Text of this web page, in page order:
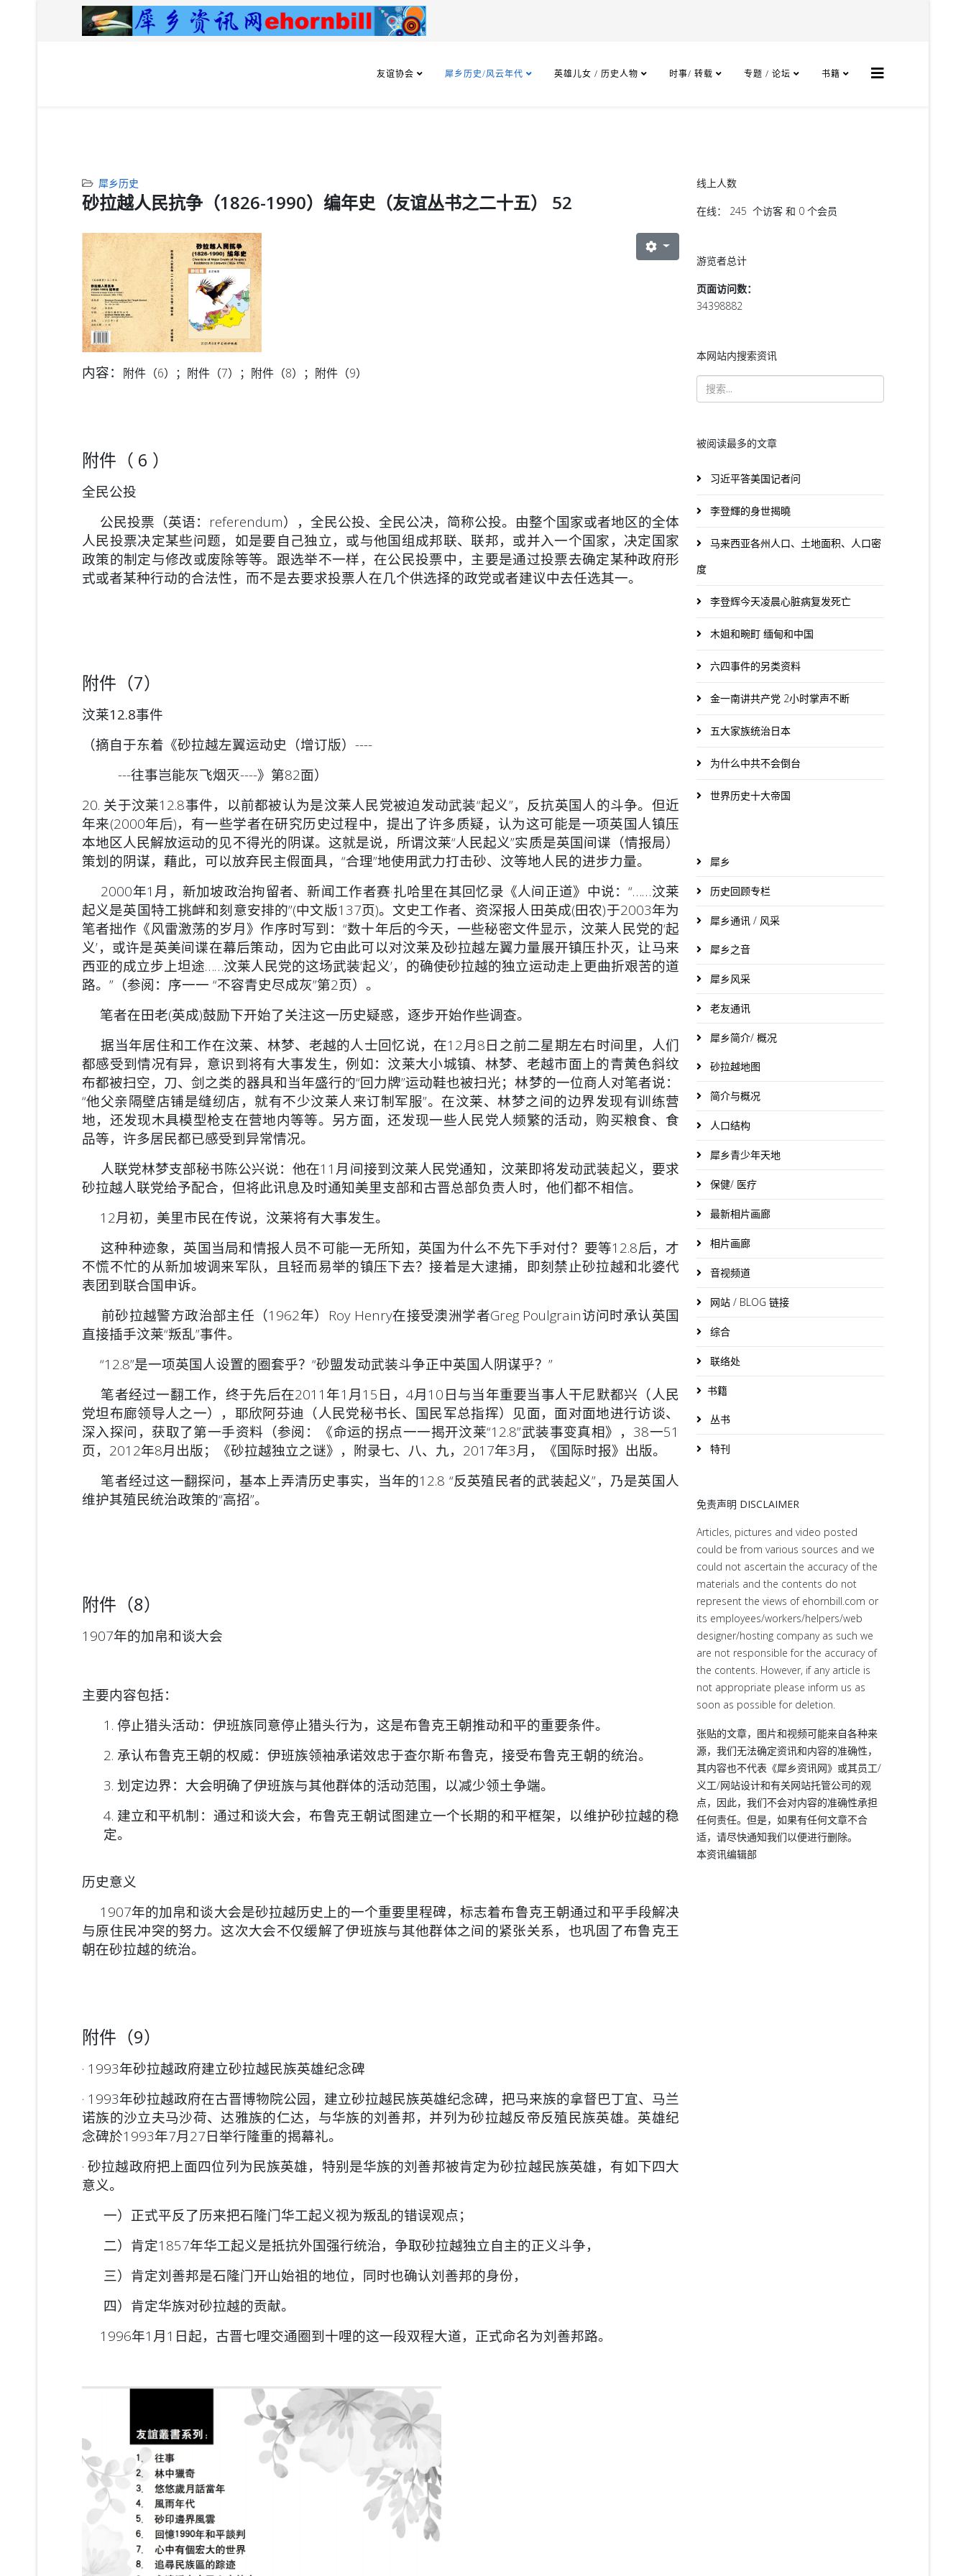
友谊协会 犀乡历史/风云年代 英雄儿女 / 历史人物 时事/ 转载 专题 / 论坛 书籍
犀乡历史
砂拉越人民抗争（1826-1990）编年史（友谊丛书之二十五） 52
内容： 附件（6）；附件（7）；附件（8）；附件（9）
附件（ 6 ）
全民公投
公民投票（英语：referendum），全民公投、全民公决，简称公投。由整个国家或者地区的全体
人民投票决定某些问题，如是要自己独立，或与他国组成邦联、联邦，或并入一个国家，决定国家
政策的制定与修改或废除等等。跟选举不一样，在公民投票中，主要是通过投票去确定某种政府形
式或者某种行动的合法性，而不是去要求投票人在几个供选择的政党或者建议中去任选其一。
附件（7）
汶莱12.8事件
（摘自于东着《砂拉越左翼运动史（增订版）----
---往事岂能灰飞烟灭----》第82面）
20. 关于汶莱12.8事件，以前都被认为是汶莱人民党被迫发动武装“起义”，反抗英国人的斗争。但近
年来(2000年后)，有一些学者在研究历史过程中，提出了许多质疑，认为这可能是一项英国人镇压
本地区人民解放运动的见不得光的阴谋。这就是说，所谓汶莱“人民起义”实质是英国间谍（情报局）
策划的阴谋，藉此，可以放弃民主假面具，“合理”地使用武力打击砂、汶等地人民的进步力量。
2000年1月，新加坡政治拘留者、新闻工作者赛·扎哈里在其回忆录《人间正道》中说：“……汶莱
起义是英国特工挑衅和刻意安排的”(中文版137页)。文史工作者、资深报人田英成(田农)于2003年为
笔者拙作《风雷激荡的岁月》作序时写到：“数十年后的今天，一些秘密文件显示，汶莱人民党的‘起
义’，或许是英美间谍在幕后策动，因为它由此可以对汶莱及砂拉越左翼力量展开镇压扑灭，让马来
西亚的成立步上坦途……汶莱人民党的这场武装‘起义’，的确使砂拉越的独立运动走上更曲折艰苦的道
路。”（参阅：序一一 “不容青史尽成灰”第2页）。
笔者在田老(英成)鼓励下开始了关注这一历史疑惑，逐步开始作些调查。
据当年居住和工作在汶莱、林梦、老越的人士回忆说，在12月8日之前二星期左右时间里，人们
都感受到情况有异，意识到将有大事发生，例如：汶莱大小城镇、林梦、老越市面上的青黄色斜纹
布都被扫空，刀、剑之类的器具和当年盛行的“回力牌”运动鞋也被扫光；林梦的一位商人对笔者说：
“他父亲隔壁店铺是缝纫店，就有不少汶莱人来订制军服”。在汶莱、林梦之间的边界发现有训练营
地，还发现木具模型枪支在营地内等等。另方面，还发现一些人民党人频繁的活动，购买粮食、食
品等，许多居民都已感受到异常情况。
人联党林梦支部秘书陈公兴说：他在11月间接到汶莱人民党通知，汶莱即将发动武装起义，要求
砂拉越人联党给予配合，但将此讯息及时通知美里支部和古晋总部负责人时，他们都不相信。
12月初，美里市民在传说，汶莱将有大事发生。
这种种迹象，英国当局和情报人员不可能一无所知，英国为什么不先下手对付？要等12.8后，才
不慌不忙的从新加坡调来军队，且轻而易举的镇压下去？接着是大逮捕，即刻禁止砂拉越和北婆代
表团到联合国申诉。
前砂拉越警方政治部主任（1962年）Roy Henry在接受澳洲学者Greg Poulgrain访问时承认英国
直接插手汶莱“叛乱”事件。
“12.8”是一项英国人设置的圈套乎？“砂盟发动武装斗争正中英国人阴谋乎？”
笔者经过一翻工作，终于先后在2011年1月15日，4月10日与当年重要当事人干尼默都兴（人民
党坦布廊领导人之一），耶欣阿芬迪（人民党秘书长、国民军总指挥）见面，面对面地进行访谈、
深入探问，获取了第一手资料（参阅：《命运的拐点一一揭开汶莱“12.8”武装事变真相》，38一51
页，2012年8月出版；《砂拉越独立之谜》，附录七、八、九，2017年3月，《国际时报》出版。
笔者经过这一翻探问，基本上弄清历史事实，当年的12.8 “反英殖民者的武装起义”，乃是英国人
维护其殖民统治政策的“高招”。
附件（8）
1907年的加帛和谈大会
主要内容包括：
1. 停止猎头活动：伊班族同意停止猎头行为，这是布鲁克王朝推动和平的重要条件。
2. 承认布鲁克王朝的权威：伊班族领袖承诺效忠于查尔斯·布鲁克，接受布鲁克王朝的统治。
3. 划定边界：大会明确了伊班族与其他群体的活动范围，以减少领土争端。
4. 建立和平机制：通过和谈大会，布鲁克王朝试图建立一个长期的和平框架，以维护砂拉越的稳
定。
历史意义
1907年的加帛和谈大会是砂拉越历史上的一个重要里程碑，标志着布鲁克王朝通过和平手段解决
与原住民冲突的努力。这次大会不仅缓解了伊班族与其他群体之间的紧张关系，也巩固了布鲁克王
朝在砂拉越的统治。
附件（9）
· 1993年砂拉越政府建立砂拉越民族英雄纪念碑
· 1993年砂拉越政府在古晋博物院公园，建立砂拉越民族英雄纪念碑，把马来族的拿督巴丁宜、马兰
诺族的沙立夫马沙荷、达雅族的仁达，与华族的刘善邦，并列为砂拉越反帝反殖民族英雄。英雄纪
念碑於1993年7月27日举行隆重的揭幕礼。
· 砂拉越政府把上面四位列为民族英雄，特别是华族的刘善邦被肯定为砂拉越民族英雄，有如下四大
意义。
一）正式平反了历来把石隆门华工起义视为叛乱的错误观点；
二）肯定1857年华工起义是抵抗外国强行统治，争取砂拉越独立自主的正义斗争，
三）肯定刘善邦是石隆门开山始祖的地位，同时也确认刘善邦的身份，
四）肯定华族对砂拉越的贡献。
1996年1月1日起，古晋七哩交通圈到十哩的这一段双程大道，正式命名为刘善邦路。
线上人数
在线： 245 个访客 和 0 个会员
游览者总计
页面访问数：
34398882
本网站内搜索资讯
被阅读最多的文章
习近平答美国记者问
李登輝的身世揭曉
马来西亚各州人口、土地面积、人口密
度
李登辉今天凌晨心脏病复发死亡
木姐和畹町 缅甸和中国
六四事件的另类资料
金一南讲共产党 2小时掌声不断
五大家族统治日本
为什么中共不会倒台
世界历史十大帝国
犀乡
历史回顾专栏
犀乡通讯 / 风采
犀乡之音
犀乡风采
老友通讯
犀乡简介/ 概况
砂拉越地图
简介与概况
人口结构
犀乡青少年天地
保健/ 医疗
最新相片画廊
相片画廊
音视频道
网站 / BLOG 链接
综合
联络处
书籍
丛书
特刊
免责声明 DISCLAIMER
Articles, pictures and video posted
could be from various sources and we
could not ascertain the accuracy of the
materials and the contents do not
represent the views of ehornbill.com or
its employees/workers/helpers/web
designer/hosting company as such we
are not responsible for the accuracy of
the contents. However, if any article is
not appropriate please inform us as
soon as possible for deletion.
张贴的文章，图片和视频可能来自各种来
源，我们无法确定资讯和内容的准确性，
其内容也不代表《犀乡资讯网》或其员工/
义工/网站设计和有关网站托管公司的观
点，因此，我们不会对内容的准确性承担
任何责任。但是，如果有任何文章不合
适，请尽快通知我们以便进行删除。
本资讯编辑部